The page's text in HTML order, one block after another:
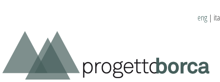
eng | ita